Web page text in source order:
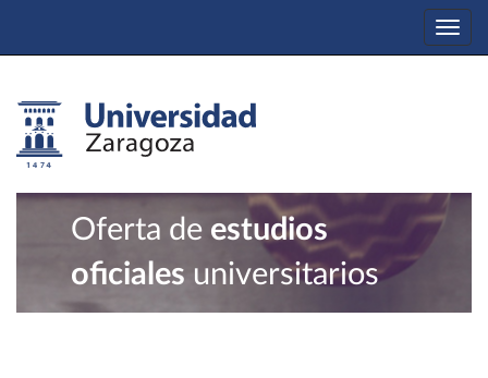
Oferta de estudios
oficiales universitarios